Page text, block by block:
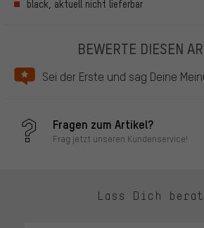
black, aktuell nicht lieferbar
BEWERTE DIESEN
Sei der Erste und sag Deine
Fragen zum Artikel?
Frag jetzt unseren Kundenservice!
Lass Dich